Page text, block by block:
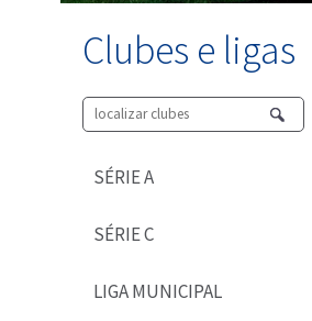
Clubes e ligas
SÉRIE A
SÉRIE C
LIGA MUNICIPAL